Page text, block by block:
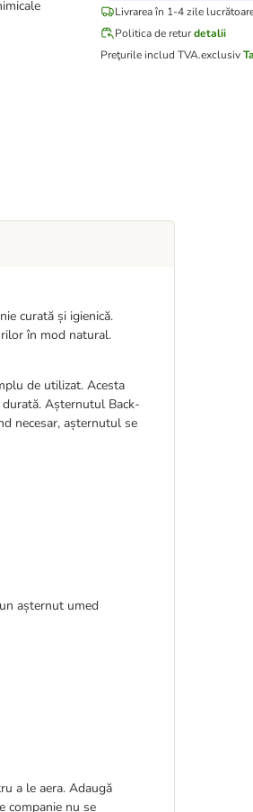
Livrarea în 1-4 zile
Politica de retur detalii
Preţurile includ TVA.exclusiv
curată și igienică.
în mod natural.
de utilizat. Acesta
Așternutul Back-
necesar, așternutul se
așternut umed
a le aera. Adaugă
companie nu se